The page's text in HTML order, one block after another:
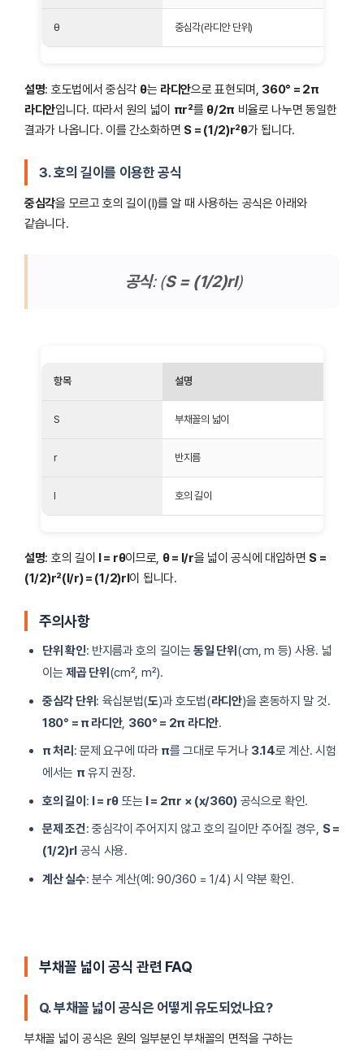
θ 중심각(라디안 단위)
설명: 호도법에서 중심각 θ는 라디안으로 표현되며, 360° = 2π
라디안입니다. 따라서 원의 넓이 πr²를 θ/2π 비율로 나누면 동일한
결과가 나옵니다. 이를 간소화하면 S = (1/2)r²θ가 됩니다.
3. 호의 길이를 이용한 공식
중심각을 모르고 호의 길이(l)를 알 때 사용하는 공식은 아래와
같습니다.
공식: (S = (1/2)rl)
항목 설명
S 부채꼴의 넓이
r 반지름
l 호의 길이
설명: 호의 길이 l = rθ이므로, θ = l/r을 넓이 공식에 대입하면 S =
(1/2)r²(l/r) = (1/2)rl 이 됩니다.
주의사항
단위 확인: 반지름과 호의 길이는동일 단위 (cm, m 등) 사용. 넓
이는제곱 단위 (cm², m²).
중심각 단위 : 육십분법(도)과 호도법(라디안)을 혼동하지 말 것.
180° = π 라디안, 360° = 2π 라디안.
π 처리 : 문제 요구에 따라 π를 그대로 두거나 3.14로 계산. 시험
에서는 π 유지 권장.
호의 길이 : l = rθ 또는 l = 2πr × (x/360)공식으로 확인.
문제 조건: 중심각이 주어지지 않고 호의 길이만 주어질 경우, S =
(1/2)rl공식 사용.
계산 실수: 분수 계산(예: 90/360 = 1/4) 시 약분 확인.
부채꼴 넓이 공식 관련 FAQ
Q. 부채꼴 넓이 공식은 어떻게 유도되었나요?
부채꼴 넓이 공식은 원의 일부분인 부채꼴의 면적을 구하는